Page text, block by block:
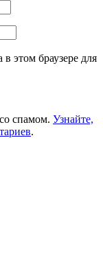
этом браузере для
спамом. Узнайте,
.